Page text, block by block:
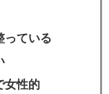
っている
女性的